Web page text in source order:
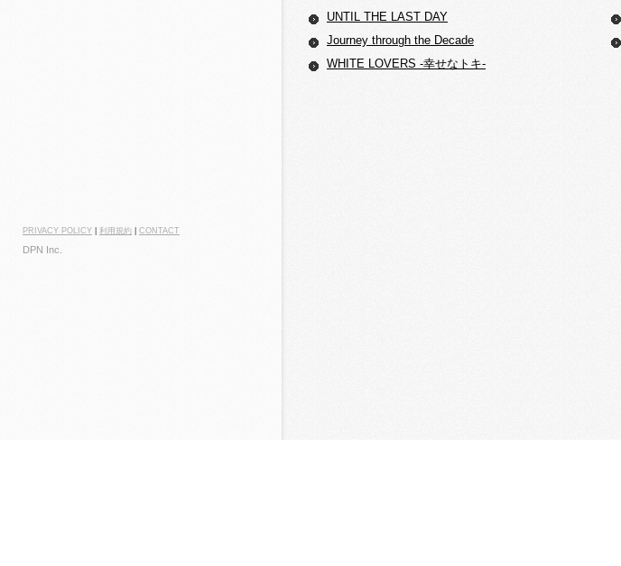
PRIVACY POLICY 利用規約 CONTACT
DPN Inc.
UNTIL THE LAST DAY
Journey through the Decade
WHITE LOVERS -幸せなトキ-